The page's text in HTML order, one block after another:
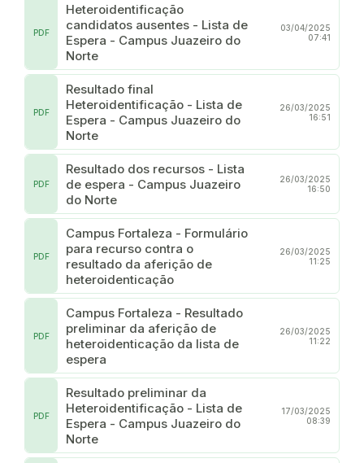
Heteroidentificação
candidatos ausentes - Lista de
Espera - Campus Juazeiro do
Norte
PDF
03/04/2025
07:41
Resultado final
Heteroidentificação - Lista de
Espera - Campus Juazeiro do
Norte
PDF
26/03/2025
16:51
Resultado dos recursos - Lista
de espera - Campus Juazeiro
do Norte
PDF
26/03/2025
16:50
Campus Fortaleza - Formulário
para recurso contra o
resultado da aferição de
heteroidenticação
PDF
26/03/2025
11:25
Campus Fortaleza - Resultado
preliminar da aferição de
heteroidenticação da lista de
espera
PDF
26/03/2025
11:22
Resultado preliminar da
Heteroidentificação - Lista de
Espera - Campus Juazeiro do
Norte
PDF
17/03/2025
08:39